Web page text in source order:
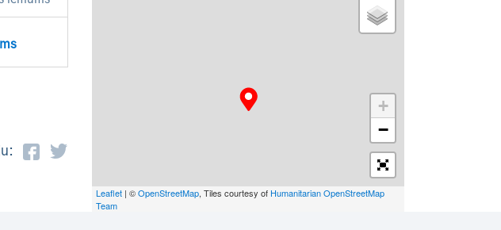
+
−
Leaflet | ©OpenStreetMap, Tiles courtesy of Humanitarian OpenStreetMap
Team